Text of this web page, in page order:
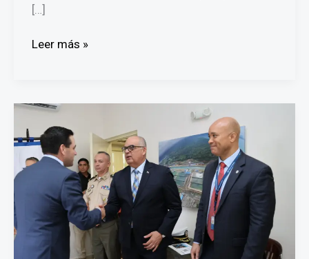
[…]
Histórico:
Marotta
designada
como
nueva
administradora
del
Canal
Leer más »